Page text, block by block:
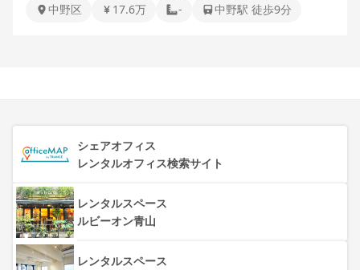
中野区 17.6万 - 中野駅 徒歩9分
シェアオフィス
レンタルオフィス検索サイト
レンタルスペース
ルビーオン青山
レンタルスペース